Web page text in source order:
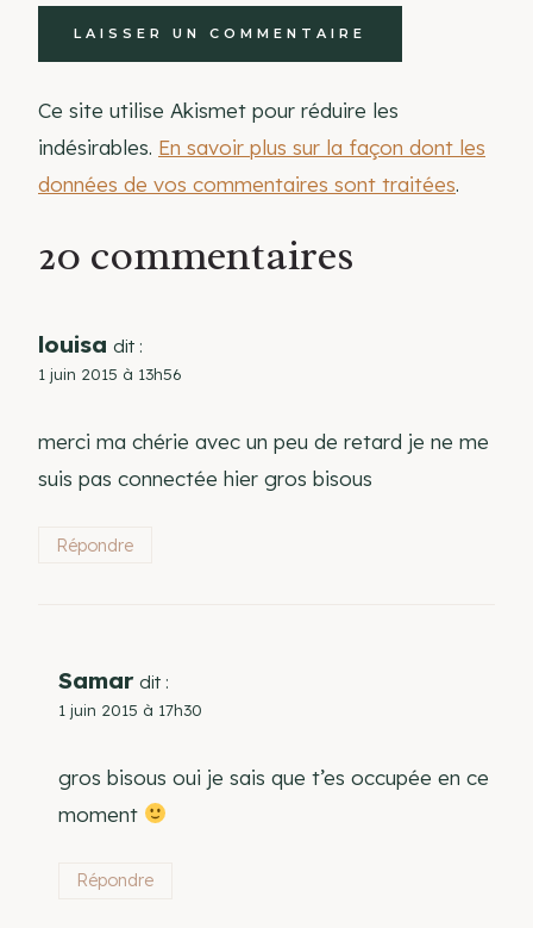
Ce site utilise Akismet pour réduire les
indésirables. En savoir plus sur la façon dont les
données de vos commentaires sont traitées.
20 commentaires
louisa dit :
1 juin 2015 à 13h56
merci ma chérie avec un peu de retard je ne me
suis pas connectée hier gros bisous
Répondre
Samar dit :
1 juin 2015 à 17h30
gros bisous oui je sais que t’es occupée en ce
moment
Répondre